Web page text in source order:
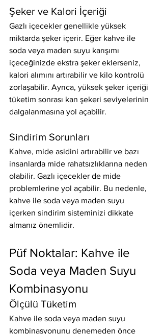
Şeker ve Kalori İçeriği
Gazlı içecekler genellikle yüksek
miktarda şeker içerir. Eğer kahve ile
soda veya maden suyu karışımı
içeceğinizde ekstra şeker eklerseniz,
kalori alımını artırabilir ve kilo kontrolü
zorlaşabilir. Ayrıca, yüksek şeker içeriği
tüketim sonrası kan şekeri seviyelerinin
dalgalanmasına yol açabilir.
Sindirim Sorunları
Kahve, mide asidini artırabilir ve bazı
insanlarda mide rahatsızlıklarına neden
olabilir. Gazlı içecekler de mide
problemlerine yol açabilir. Bu nedenle,
kahve ile soda veya maden suyu
içerken sindirim sisteminizi dikkate
almanız önemlidir.
Püf Noktalar: Kahve ile
Soda veya Maden Suyu
Kombinasyonu
Ölçülü Tüketim
Kahve ile soda veya maden suyu
kombinasyonunu denemeden önce